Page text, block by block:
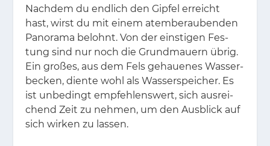
Nach­dem du end­lich den Gip­fel er­reicht
hast, wirst du mit ei­nem atem­be­rau­ben­den
Pan­ora­ma be­lohnt. Von der eins­ti­gen Fes­
tung sind nur noch die Grund­mau­ern üb­rig.
Ein gro­ßes, aus dem Fels ge­haue­nes Was­ser­
be­cken, dien­te wohl als Was­ser­spei­cher. Es
ist un­be­dingt emp­feh­lens­wert, sich aus­rei­
chend Zeit zu neh­men, um den Aus­blick auf
sich wir­ken zu las­sen.